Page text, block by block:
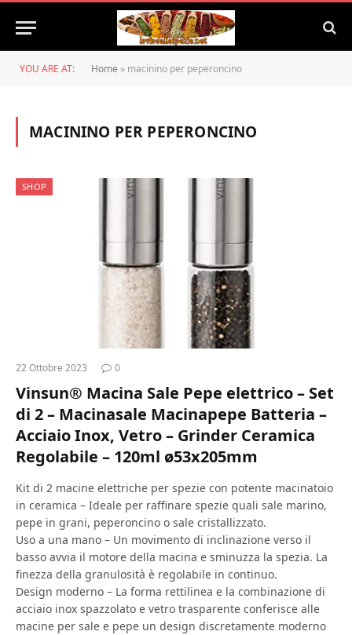
YOU ARE AT: Home » macinino per peperoncino
MACININO PER PEPERONCINO
SHOP
22 Ottobre 2023 0
Vinsun® Macina Sale Pepe elettrico – Set
di 2 – Macinasale Macinapepe Batteria –
Acciaio Inox, Vetro – Grinder Ceramica
Regolabile – 120ml ø53x205mm
Kit di 2 macine elettriche per spezie con potente macinatoio
in ceramica – Ideale per raffinare spezie quali sale marino,
pepe in grani, peperoncino o sale cristallizzato.
Uso a una mano – Un movimento di inclinazione verso il
basso avvia il motore della macina e sminuzza la spezia. La
finezza della granulosità è regolabile in continuo.
Design moderno – La forma rettilinea e la combinazione di
acciaio inox spazzolato e vetro trasparente conferisce alle
macine per sale e pepe un design discretamente moderno